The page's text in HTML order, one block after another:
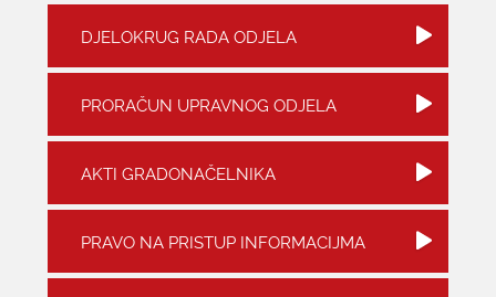
KONTAKTI
DJELOKRUG RADA ODJELA
PRORAČUN UPRAVNOG ODJELA
AKTI GRADONAČELNIKA
PRAVO NA PRISTUP INFORMACIJMA